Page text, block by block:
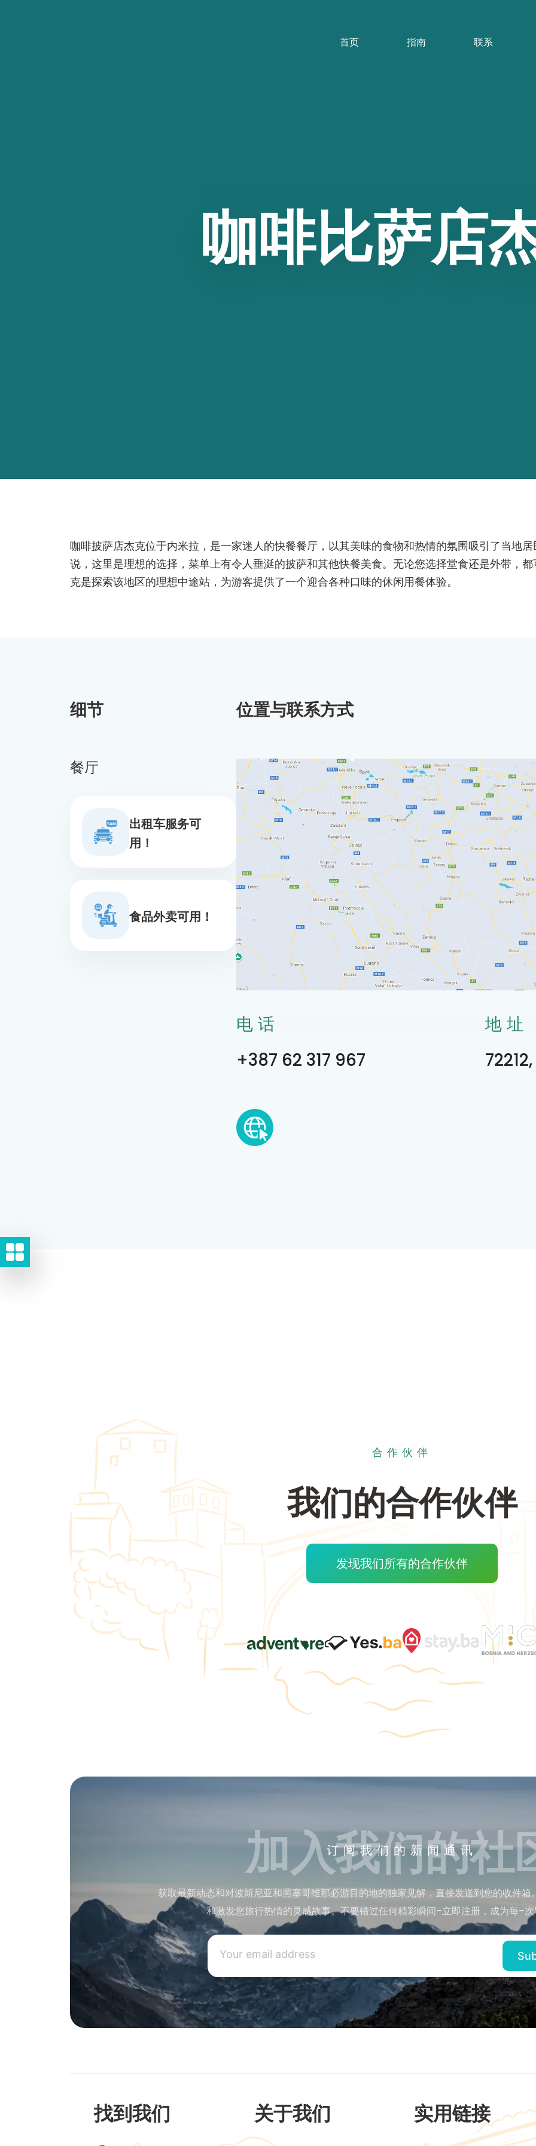
首页 指南 联系
咖啡比萨店
咖啡披萨店杰克位于内米拉，是一家迷人的快餐餐厅，以其美味的食物和热情的氛围吸引了当地
说，这里是理想的选择，菜单上有令人垂涎的披萨和其他快餐美食。无论您选择堂食还是外带，
克是探索该地区的理想中途站，为游客提供了一个迎合各种口味的休闲用餐体验。
细节
餐厅
出租车服务可
用！
食品外卖可用！
位置与联系方式
电话
+387 62 317 967
地址
合作伙伴
我们的合作伙伴
发现我们所有的合作伙伴
订阅我们的新闻通讯
加入我们的社
获取最新动态和对波斯尼亚和黑塞哥维那必游目的地的独家见解，直接发送到您的收件
和激发您旅行热情的灵感故事。不要错过任何精彩瞬间–立即注册，成为每–
找到我们 关于我们 实用链接